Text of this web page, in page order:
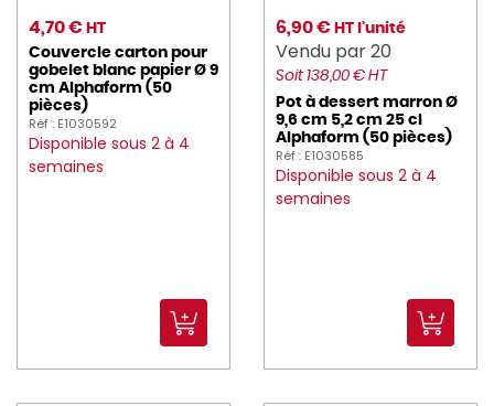
4,70 € HT
Couvercle carton pour
gobelet blanc papier Ø 9
cm Alphaform (50
pièces)
Réf : E1030592
Disponible sous 2 à 4
semaines
6,90 € HT l'unité
Vendu par 20
Soit 138,00 € HT
Pot à dessert marron Ø
9,6 cm 5,2 cm 25 cl
Alphaform (50 pièces)
Réf : E1030585
Disponible sous 2 à 4
semaines